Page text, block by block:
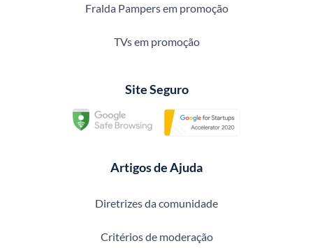
Fralda Pampers em promoção
TVs em promoção
Site Seguro
Artigos de Ajuda
Diretrizes da comunidade
Critérios de moderação